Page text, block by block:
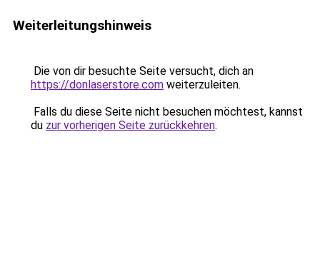
Weiterleitungshinweis
Die von dir besuchte Seite versucht, dich an
https://donlaserstore.com weiterzuleiten.
Falls du diese Seite nicht besuchen möchtest, kannst
du zur vorherigen Seite zurückkehren.